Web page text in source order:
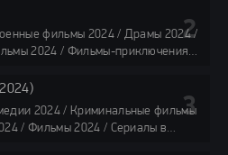
2024 / Популярные фильмы /
онлайн
фильмы 2024 / Драмы 2024 /
2024 / Фильмы-приключения
2024 / Сериалы в озвучке
в озвучке LostFilm / Сериалы в
/ Смотреть фильмы онлайн
2024 / Криминальные фильмы
/ Фильмы 2024 / Сериалы в